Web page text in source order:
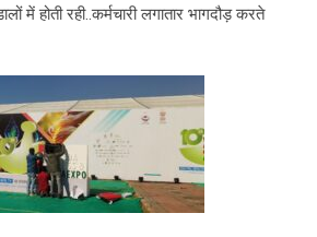
में होती रही..कर्मचारी लगातार भागदौड़ करते